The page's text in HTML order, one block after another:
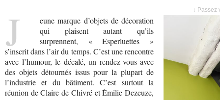
↓ Passez
J
eune marque d’objets de décoration
qui plaisent autant qu’ils
surprennent, « Esperluettes »
s’inscrit dans l’air du temps. C’est une rencontre
avec l’humour, le décalé, un rendez-vous avec
des objets détournés issus pour la plupart de
l’industrie et du bâtiment. C’est surtout la
réunion de Claire de Chivré et Émilie Dezeuze,